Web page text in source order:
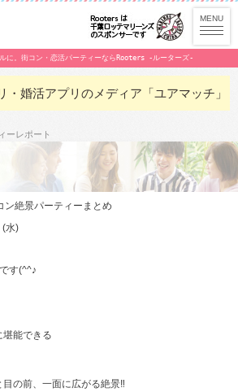
に。街コン・恋活パーティーならRooters -ルーターズ-
・婚活アプリのメディア「ユアマッチ」
ーレポート
絶景パーティーまとめ
(水)
す(^^♪
堪能できる
の前、一面に広がる絶景‼